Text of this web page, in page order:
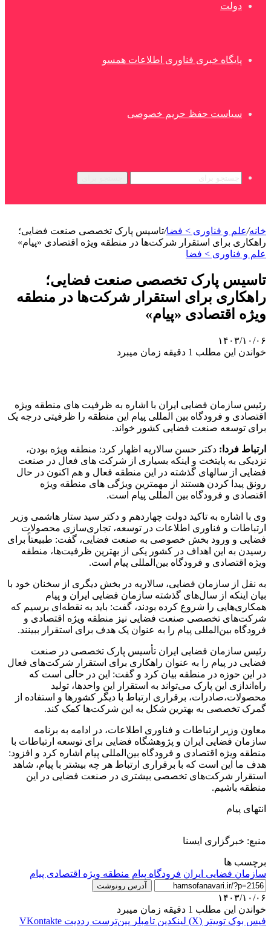
دولت
پایگاه خبری فناوری اطلاعات همسو
سیاست حفظ حریم خصوصی
خانه/علم و فناوری‌ > فضا/تاسیس پارک تخصصی صنعت فضایی؛
راهکاری برای استقرار شرکت‌ها در منطقه ویژه اقتصادی «پیام»
علم و فناوری‌ > فضا
تاسیس پارک تخصصی صنعت فضایی؛
راهکاری برای استقرار شرکت‌ها در منطقه
ویژه اقتصادی «پیام»
۱۴۰۳/۱۰/۰۶
خواندن این مطلب 1 دقیقه زمان میبرد
رئیس سازمان فضایی ایران با اشاره به ظرفیت های منطقه ویژه
اقتصادی و فرودگاه بین المللی پیام این منطقه را ظرفیتی درجه یک
برای توسعه صنعت فضایی کشور خواند.
ارتباط فردا: دکتر حسن سالاریه اظهار کرد: منطقه ویژه بودن،
نزدیکی به پایتخت و اینکه بسیاری از شرکت های فعال در صنعت
فضایی از سالهای گذشته در این منطقه فعال و هم اکنون در حال
رونق پیدا کردن هستند از مهمترین ویژگی های منطقه ویژه
اقتصادی و فرودگاه بین المللی پیام است.
وی با اشاره به تاکید دولت چهاردهم و دکتر سید ستار هاشمی وزیر
ارتباطات و فناوری اطلاعات در توسعه، تجاری‌سازی محصولات
فضایی و ورود بخش خصوصی به صنعت فضایی، گفت: طبیعتاً برای
رسیدن به این اهداف در کشور یکی از بهترین ظرفیت‌ها، منطقه
ویژه اقتصادی و فرودگاه بین‌المللی پیام است.
به نقل از سازمان فضایی، سالاریه در بخش دیگری از سخنان خود با
بیان اینکه از سال‌های گذشته سازمان فضایی ایران و پیام
همکاری‌هایی را شروع کرده بودند، گفت: باید به نقطه‌ای برسیم که
شرکت‌های تخصصی صنعت فضایی نیز منطقه ویژه اقتصادی و
فرودگاه بین‌المللی پیام را به عنوان یک هدف برای استقرار ببینند.
رئیس سازمان فضایی ایران تأسیس پارک تخصصی در صنعت
فضایی در پیام را به عنوان راهکاری برای استقرار شرکت‌های فعال
در این حوزه در منطقه بیان کرد و گفت: این در حالی است که
راه‌اندازی این پارک می‌تواند به استقرار این واحدها، تولید
محصولات،صادرات، برقراری ارتباط با دیگر کشورها و استفاده از
گمرک تخصصی به بهترین شکل به این شرکت‌ها کمک کند.
معاون وزیر ارتباطات و فناوری اطلاعات، در ادامه به برنامه
سازمان فضایی ایران و پژوهشگاه فضایی برای توسعه ارتباطات با
منطقه ویژه اقتصادی و فرودگاه بین‌المللی پیام اشاره کرد و افزود:
هدف ما این است که با برقراری ارتباط هر چه بیشتر با پیام، شاهد
استقرار شرکت‌های تخصصی بیشتری در صنعت فضایی در این
منطقه باشیم.
انتهای پیام
منبع: خبرگزاری ایسنا
برچسب ها
سازمان فضايی ايران فرودگاه پیام منطقه ویژه اقتصادی پیام
آدرس رونوشت
۱۴۰۳/۱۰/۰۶
خواندن این مطلب 1 دقیقه زمان میبرد
فیس بوک توییتر (X) لینکدین ‫تامبلر ‫پین‌ترست ‫رددیت ‫VKontakte